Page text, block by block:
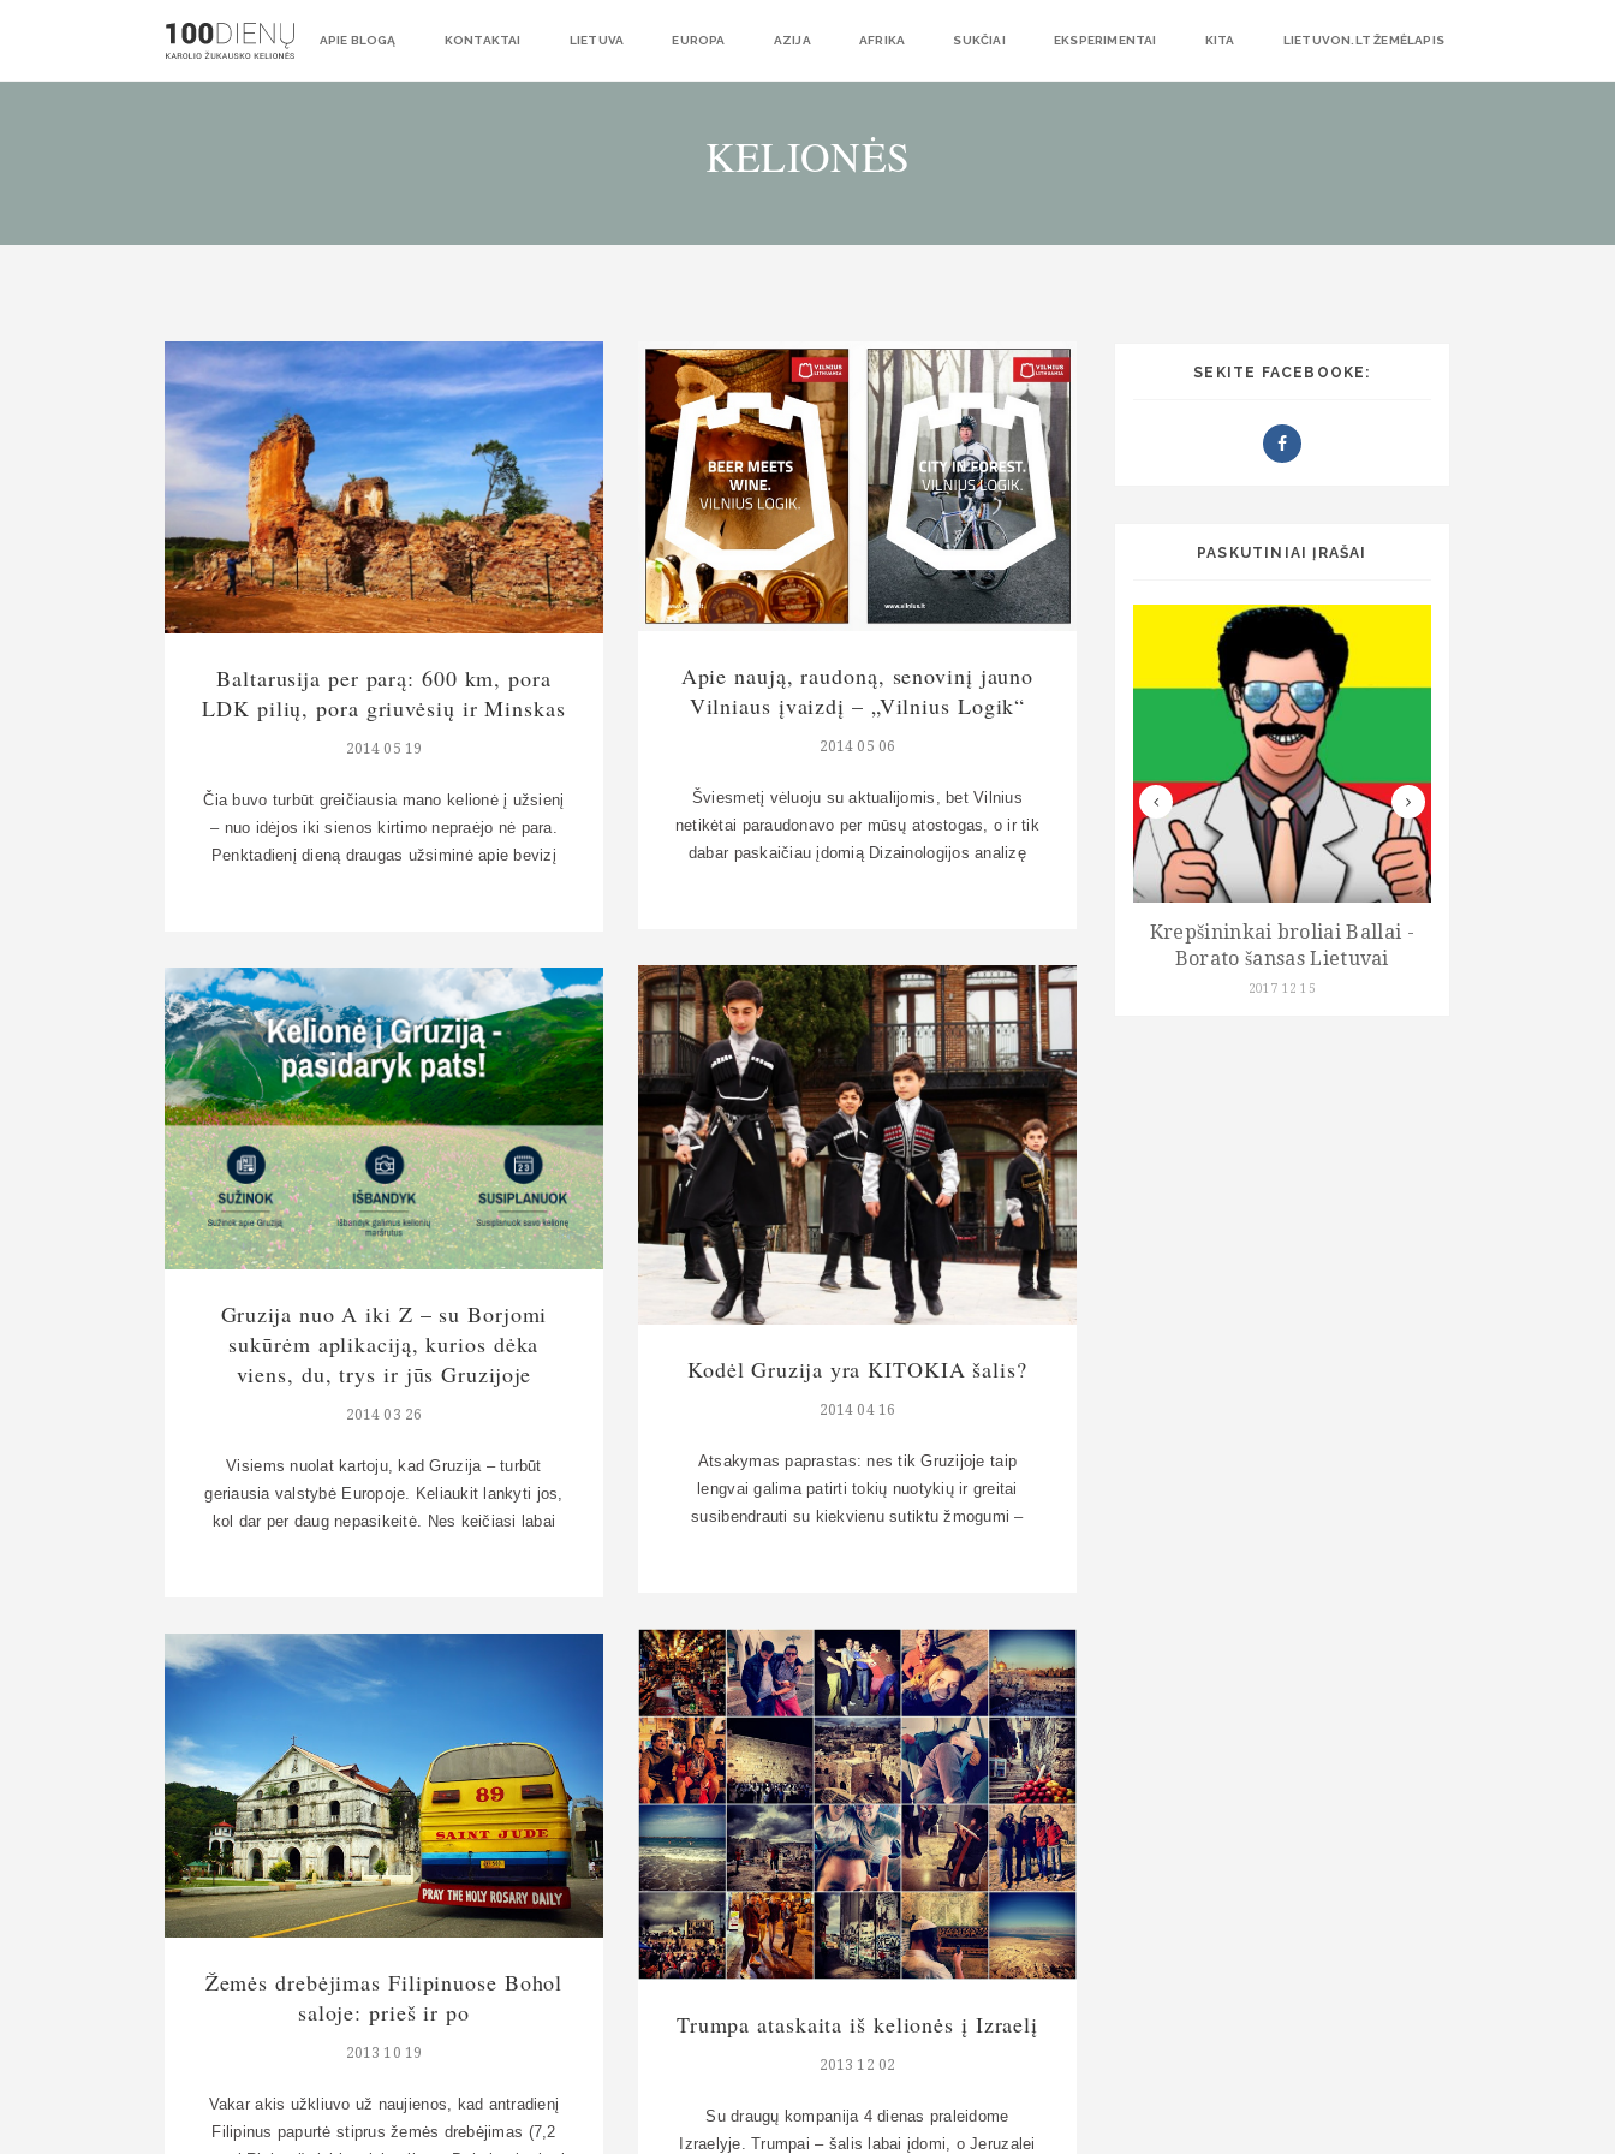
APIE BLOGĄ KONTAKTAI LIETUVA EUROPA AZIJA AFRIKA SUKČIAI EKSPERIMENTAI KITA LIETUVON.LT ŽEMĖLAPIS
KELIONĖS
Baltarusija per parą: 600 km, pora
LDK pilių, pora griuvėsių ir Minskas
2014 05 19
Čia buvo turbūt greičiausia mano kelionė į užsienį
– nuo idėjos iki sienos kirtimo nepraėjo nė para.
Penktadienį dieną draugas užsiminė apie bevizį
greitai apsisprendžiau – geras šansas pamatyti
LDK pilis. Va tokias: Per penktadienį […]
Apie naują, raudoną, senovinį jauno
Vilniaus įvaizdį – „Vilnius Logik“
2014 05 06
Šviesmetį vėluoju su aktualijomis, bet Vilnius
netikėtai paraudonavo per mūsų atostogas, o ir tik
dabar paskaičiau įdomią Dizainologijos analizę
man įdomūs dar nuo bakalaurinio rašymo laikų, tai
čia įkišiu savo nuomonę. Šiaip man patinka, kai
bet kuris Lietuvos miestas kažką bando daryti su
savo […]
Kodėl Gruzija yra KITOKIA šalis?
2014 04 16
Atsakymas paprastas: nes tik Gruzijoje taip
lengvai galima patirti tokių nuotykių ir greitai
susibendrauti su kiekvienu sutiktu žmogumi –
konkrečiomis istorijomis nesusijusios nuotraukos.
*** Nusileidžiam Kutaisio oro uoste, įsėdam pas
taksistą Georgį, įkalbėjusį mus […]
Gruzija nuo A iki Z – su Borjomi
sukūrėm aplikaciją, kurios dėka
viens, du, trys ir jūs Gruzijoje
2014 03 26
Visiems nuolat kartoju, kad Gruzija – turbūt
geriausia valstybė Europoje. Keliaukit lankyti jos,
kol dar per daug nepasikeitė. Nes keičiasi labai
ne amžina – vyresni gruzinai ją grindžia dar
tarybiniais laikais, kai tarnaujant Lietuvoje lietuviai
[…]
Trumpa ataskaita iš kelionės į Izraelį
2013 12 02
Su draugų kompanija 4 dienas praleidome
Izraelyje. Trumpai – šalis labai įdomi, o Jeruzalei
Žemės drebėjimas Filipinuose Bohol
saloje: prieš ir po
2013 10 19
Vakar akis užkliuvo už naujienos, kad antradienį
Filipinus papurtė stiprus žemės drebėjimas (7,2
SEKITE FACEBOOKE:
PASKUTINIAI ĮRAŠAI
Krepšininkai broliai Ballai -
Borato šansas Lietuvai
2017 12 15